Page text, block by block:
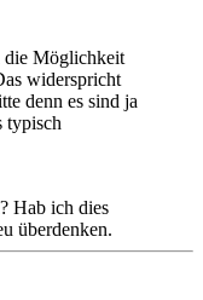
die Möglichkeit
widerspricht
denn es sind ja
typisch
Hab ich dies
überdenken.